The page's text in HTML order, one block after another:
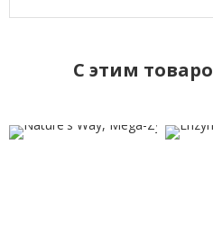
C этим